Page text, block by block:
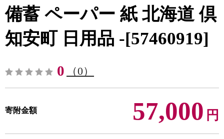
備蓄 ペーパー 紙 北海道 倶
知安町 日用品 -[57460919]
0 （0）
寄附金額 57,000 円